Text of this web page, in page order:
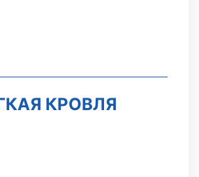
КРОВЛЯ